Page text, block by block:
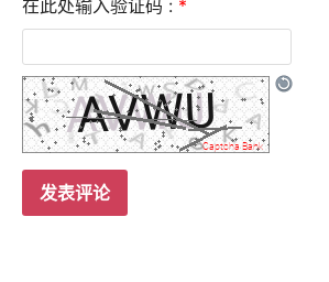
在此处输入验证码 : *